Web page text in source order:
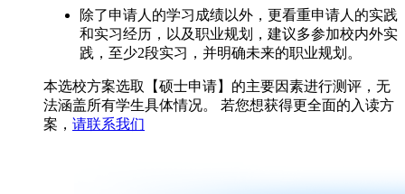
除了申请人的学习成绩以外，更看重申请人的实践
和实习经历，以及职业规划，建议多参加校内外实
践，至少2段实习，并明确未来的职业规划。
本选校方案选取【硕士申请】的主要因素进行测评，无
法涵盖所有学生具体情况。 若您想获得更全面的入读方
案， 请联系我们